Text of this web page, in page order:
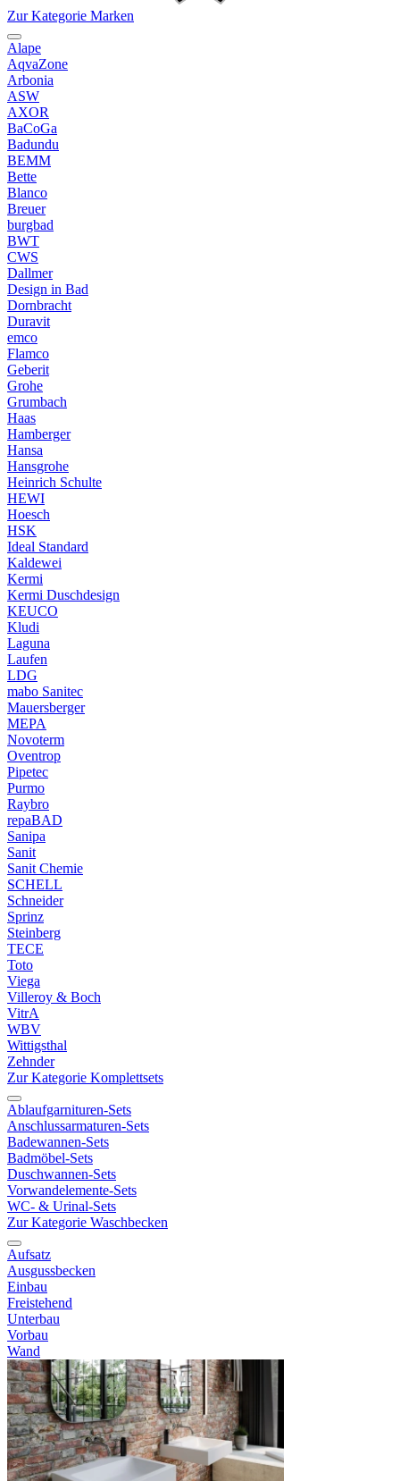
Zur Kategorie Marken
Alape
AqvaZone
Arbonia
ASW
AXOR
BaCoGa
Badundu
BEMM
Bette
Blanco
Breuer
burgbad
BWT
CWS
Dallmer
Design in Bad
Dornbracht
Duravit
emco
Flamco
Geberit
Grohe
Grumbach
Haas
Hamberger
Hansa
Hansgrohe
Heinrich Schulte
HEWI
Hoesch
HSK
Ideal Standard
Kaldewei
Kermi
Kermi Duschdesign
KEUCO
Kludi
Laguna
Laufen
LDG
mabo Sanitec
Mauersberger
MEPA
Novoterm
Oventrop
Pipetec
Purmo
Raybro
repaBAD
Sanipa
Sanit
Sanit Chemie
SCHELL
Schneider
Sprinz
Steinberg
TECE
Toto
Viega
Villeroy & Boch
VitrA
WBV
Wittigsthal
Zehnder
Zur Kategorie Komplettsets
Ablaufgarnituren-Sets
Anschlussarmaturen-Sets
Badewannen-Sets
Badmöbel-Sets
Duschwannen-Sets
Vorwandelemente-Sets
WC- & Urinal-Sets
Zur Kategorie Waschbecken
Aufsatz
Ausgussbecken
Einbau
Freistehend
Unterbau
Vorbau
Wand